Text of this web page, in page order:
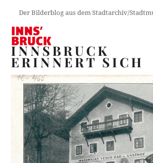
Der Bilderblog aus dem Stadtarchiv/
INNSBRUCK
ERINNERT SICH